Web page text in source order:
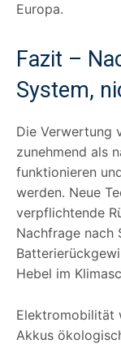
Europa.
Fazit –
System,
Die Verwertung
zunehmend als
funktionieren
werden. Neue
verpflichtende
Nachfrage nach
Hebel im
Elektromobilität
Akkus